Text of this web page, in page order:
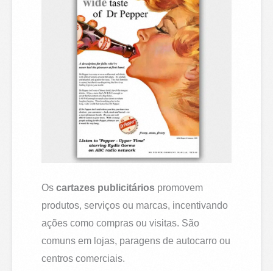
Oscartazes publicitários promovem
produtos, serviços ou marcas, incentivando
ações como compras ou visitas. São
comuns em lojas, paragens de autocarro ou
centros comerciais.